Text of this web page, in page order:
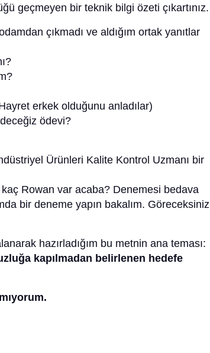
geçmeyen bir teknik bilgi özeti çıkartınız.
çıkmadı ve aldığım ortak yanıtlar
mı?
erkek olduğunu anladılar)
ödevi?
Ürünleri Kalite Kontrol Uzmanı bir
Rowan var acaba? Denemesi bedava
bir deneme yapın bakalım. Göreceksiniz
hazırladığım bu metnin ana teması:
kapılmadan belirlenen hedefe